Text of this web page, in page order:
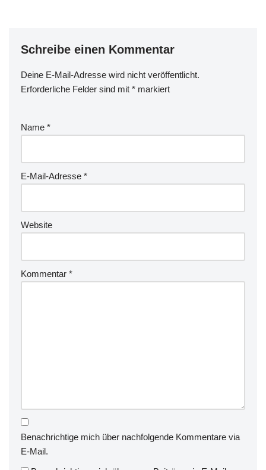
Schreibe einen Kommentar
Deine E-Mail-Adresse wird nicht veröffentlicht.
Erforderliche Felder sind mit * markiert
Name *
E-Mail-Adresse *
Website
Kommentar *
Benachrichtige mich über nachfolgende Kommentare via
E-Mail.